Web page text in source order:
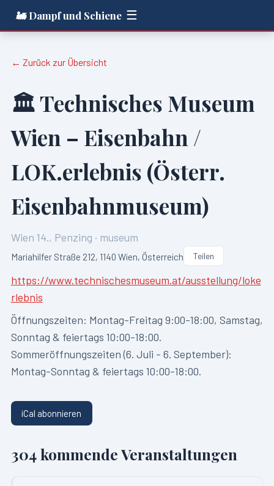
🚂 Dampf und Schiene ☰
← Zurück zur Übersicht
🏛️Technisches Museum
Wien – Eisenbahn /
LOK.erlebnis (Österr.
Eisenbahnmuseum)
Wien 14., Penzing · museum
Mariahilfer Straße 212, 1140 Wien, Österreich Teilen
https://www.technischesmuseum.at/ausstellung/loke
rlebnis
Öffnungszeiten: Montag-Freitag 9:00-18:00, Samstag,
Sonntag & feiertags 10:00-18:00.
Sommeröffnungszeiten (6. Juli - 6. September):
Montag-Sonntag & feiertags 10:00-18:00.
iCal abonnieren
304kommende Veranstaltungen